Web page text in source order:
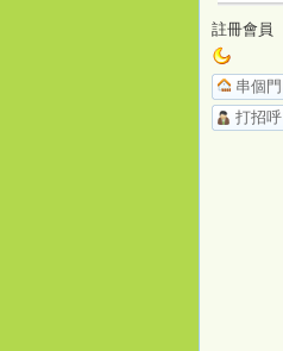
造
註冊會員
串個門
打招呼